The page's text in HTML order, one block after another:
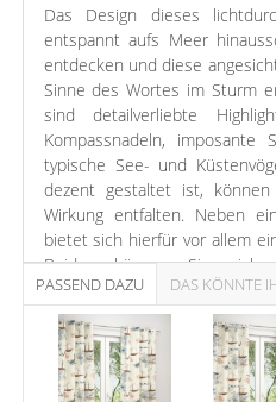
Das Design dieses
entspannt aufs Meer
entdecken und diese
Sinne des Wortes im Sturm
sind detailverliebte
Kompassnadeln,
typische See- und
dezent gestaltet ist,
Wirkung entfalten. Neben
bietet sich hierfür vor allem
Beides können Sie sich
zusammenstellen. Das
mildes Licht in den Raum, um
entstehen zu lassen. Dabei
gewahrt. Damit Sie auch
können, bieten wir dieses
PASSEND DAZU DAS KÖNNTE